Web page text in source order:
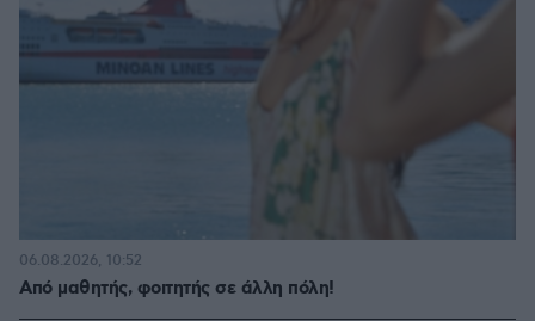
Από μαθητής, φοιτητής σε άλλη πόλη!
06.08.2026, 10:52